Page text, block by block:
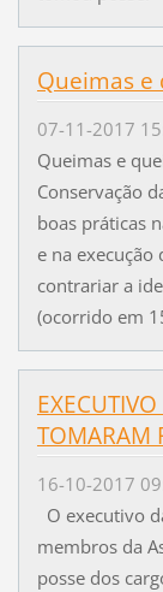
Queimas
07-11-2017
Queimas e
Conservação
boas práticas
e na
contrariar a
(ocorrido em
TOMARAM
16-10-2017
O executivo
membros da
posse dos